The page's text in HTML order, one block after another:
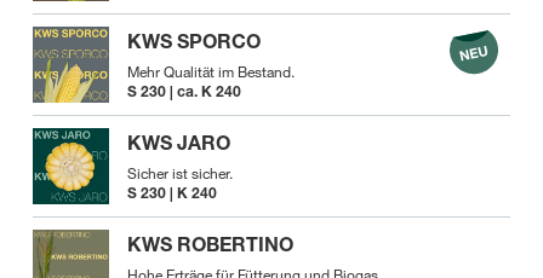
KWS SPORCO
Mehr Qualität im Bestand.
S 230 | ca. K 240
KWS JARO
Sicher ist sicher.
S 230 | K 240
KWS ROBERTINO